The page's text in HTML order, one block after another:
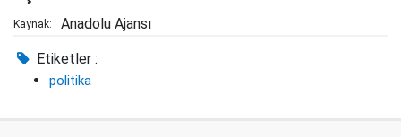
Kaynak: Anadolu Ajansı
Etiketler :
politika